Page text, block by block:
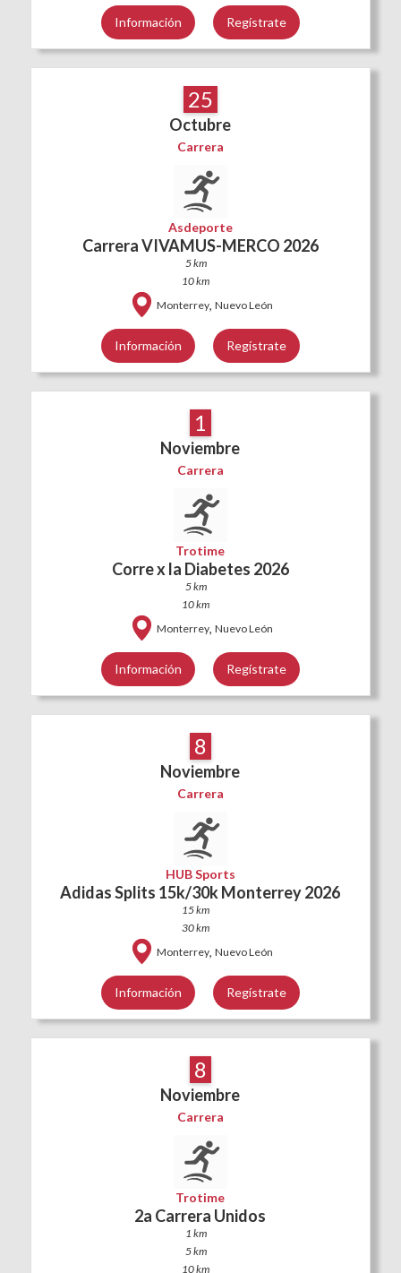
Información Regístrate
25
Octubre
Carrera
Asdeporte
Carrera VIVAMUS-MERCO 2026
5 km
10 km
Monterrey, Nuevo León
Información Regístrate
1
Noviembre
Carrera
Trotime
Corre x la Diabetes 2026
5 km
10 km
Monterrey, Nuevo León
Información Regístrate
8
Noviembre
Carrera
HUB Sports
Adidas Splits 15k/30k Monterrey 2026
15 km
30 km
Monterrey, Nuevo León
Información Regístrate
8
Noviembre
Carrera
Trotime
2a Carrera Unidos
1 km
5 km
10 km